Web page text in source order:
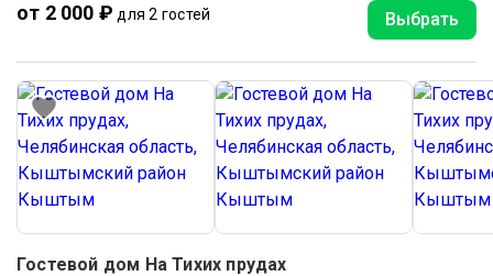
от 2 000 ₽ для 2 гостей Выбрать
Гостевой дом На Тихих прудах